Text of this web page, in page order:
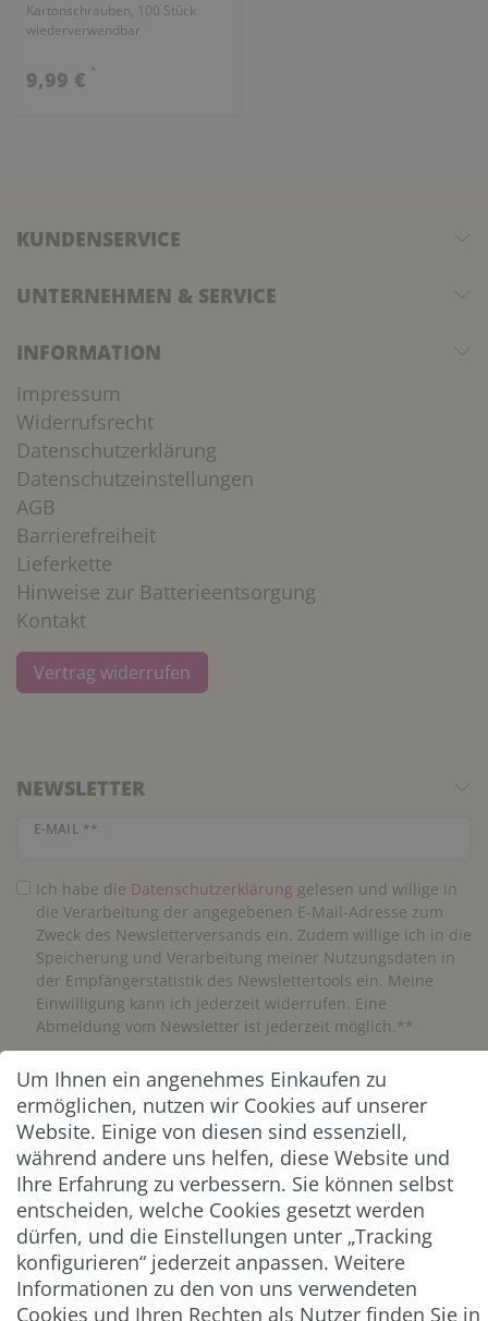
Kartonschrauben, 100 Stück
wiederverwendbar
9,99 € *
KUNDENSERVICE
UNTERNEHMEN & SERVICE
INFORMATION
Impressum
Widerrufsrecht
Datenschutzerklärung
Datenschutzeinstellungen
AGB
Barrierefreiheit
Lieferkette
Hinweise zur Batterieentsorgung
Kontakt
Vertrag widerrufen
NEWSLETTER
E-MAIL **
Newsletter Honig
Ich habe die Daten­schutz­erklärung gelesen und willige in
die Verarbeitung der angegebenen E-Mail-Adresse zum
Zweck des Newsletterversands ein. Zudem willige ich in die
Speicherung und Verarbeitung meiner Nutzungsdaten in
der Empfängerstatistik des Newslettertools ein. Meine
Einwilligung kann ich jederzeit widerrufen. Eine
Abmeldung vom Newsletter ist jederzeit möglich.**
Abonnieren
** Hierbei handelt es sich um ein Pflichtfeld.
ZAHLUNG & VERSAND
Um Ihnen ein angenehmes Einkaufen zu
ermöglichen, nutzen wir Cookies auf unserer
Website. Einige von diesen sind essenziell,
während andere uns helfen, diese Website und
Ihre Erfahrung zu verbessern. Sie können selbst
entscheiden, welche Cookies gesetzt werden
dürfen, und die Einstellungen unter „Tracking
konfigurieren“ jederzeit anpassen. Weitere
Informationen zu den von uns verwendeten
Cookies und Ihren Rechten als Nutzer finden Sie in